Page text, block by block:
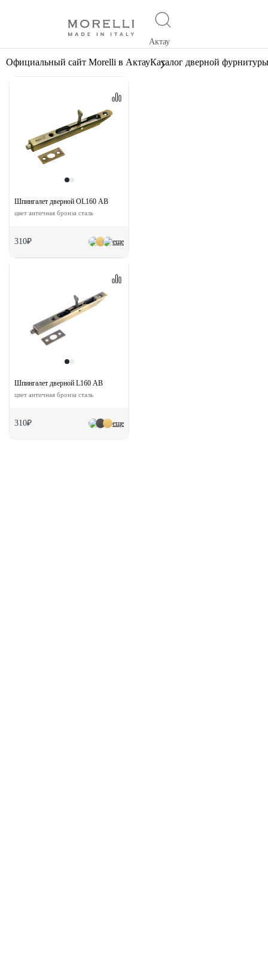
Актау
Официальный сайт Morelli в АктауКаталог дверной фурнитуры
еще
Шпингалет дверной OL160 AB
цвет античная бронза сталь
310₽
еще
Шпингалет дверной L160 AB
цвет античная бронза сталь
310₽